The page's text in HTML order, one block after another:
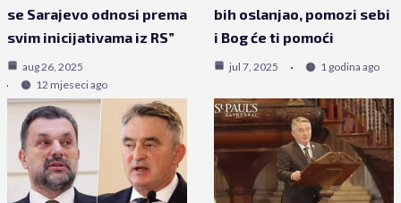
se Sarajevo odnosi prema
svim inicijativama iz RS”
aug 26, 2025
12 mjeseci ago
bih oslanjao, pomozi sebi
i Bog će ti pomoći
jul 7, 2025 1 godina ago